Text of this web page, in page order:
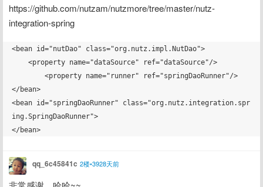
https://github.com/nutzam/nutzmore/tree/master/nutz-
integration-spring
<bean id="nutDao" class="org.nutz.impl.NutDao">
</bean>
<bean id="springDaoRunner" class="org.nutz.integration.spr
ing.SpringDaoRunner">
qq_6c45841c 2楼•3928天前